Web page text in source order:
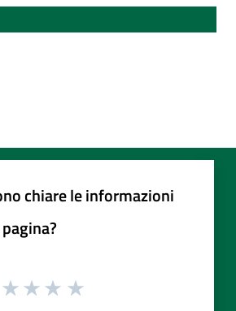
chiare le informazioni